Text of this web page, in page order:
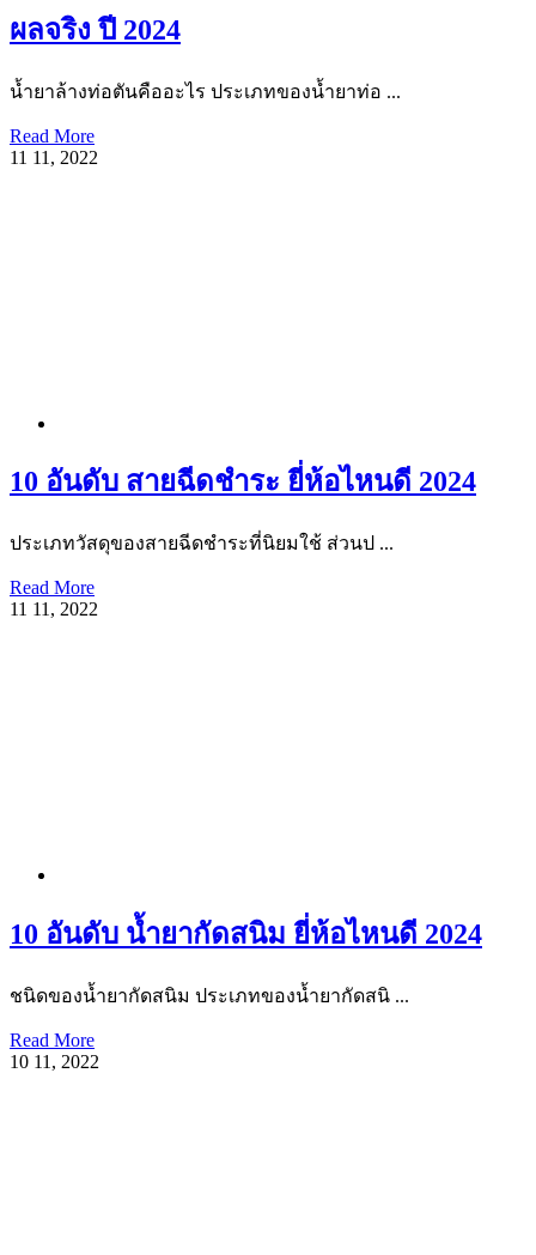
ผลจริง ปี 2024
น้ำยาล้างท่อตันคืออะไร ประเภทของน้ำยาท่อ ...
Read More
11 11, 2022
10 อันดับ สายฉีดชำระ ยี่ห้อไหนดี 2024
ประเภทวัสดุของสายฉีดชำระที่นิยมใช้ ส่วนป ...
Read More
11 11, 2022
10 อันดับ น้ำยากัดสนิม ยี่ห้อไหนดี 2024
ชนิดของน้ำยากัดสนิม ประเภทของน้ำยากัดสนิ ...
Read More
10 11, 2022